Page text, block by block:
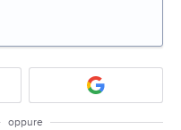
oppure